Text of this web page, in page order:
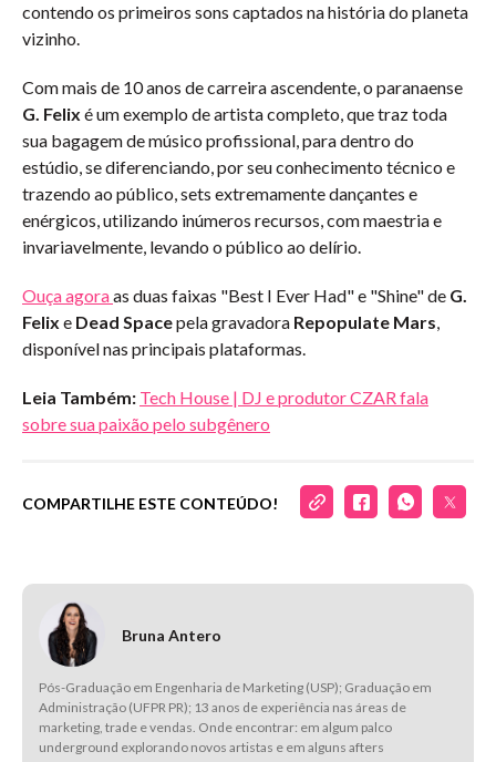
contendo os primeiros sons captados na história do planeta
vizinho.
Com mais de 10 anos de carreira ascendente, o paranaense
G. Felix é um exemplo de artista completo, que traz toda
sua bagagem de músico profissional, para dentro do
estúdio, se diferenciando, por seu conhecimento técnico e
trazendo ao público, sets extremamente dançantes e
enérgicos, utilizando inúmeros recursos, com maestria e
invariavelmente, levando o público ao delírio.
Ouça agoraas duas faixas "Best I Ever Had" e "Shine" de G.
Felix e Dead Spacepela gravadora Repopulate Mars,
disponível nas principais plataformas.
Leia Também: Tech House | DJ e produtor CZAR fala
sobre sua paixão pelo subgênero
COMPARTILHE ESTE CONTEÚDO!
Bruna Antero
Pós-Graduação em Engenharia de Marketing (USP); Graduação em
Administração (UFPR PR); 13 anos de experiência nas áreas de
marketing, trade e vendas. Onde encontrar: em algum palco
underground explorando novos artistas e em alguns afters